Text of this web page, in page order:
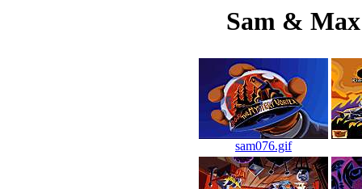
Sam &
sam076.gif